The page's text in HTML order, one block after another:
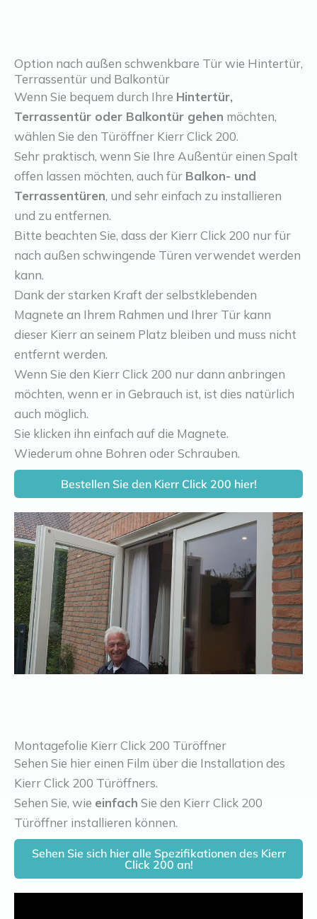
Option nach außen schwenkbare Tür wie Hintertür,
Terrassentür und Balkontür
Wenn Sie bequem durch Ihre Hintertür,
Terrassentür oder Balkontür gehen möchten,
wählen Sie den Türöffner Kierr Click 200.
Sehr praktisch, wenn Sie Ihre Außentür einen Spalt
offen lassen möchten, auch für Balkon- und
Terrassentüren, und sehr einfach zu installieren
und zu entfernen.
Bitte beachten Sie, dass der Kierr Click 200 nur für
nach außen schwingende Türen verwendet werden
kann.
Dank der starken Kraft der selbstklebenden
Magnete an Ihrem Rahmen und Ihrer Tür kann
dieser Kierr an seinem Platz bleiben und muss nicht
entfernt werden.
Wenn Sie den Kierr Click 200 nur dann anbringen
möchten, wenn er in Gebrauch ist, ist dies natürlich
auch möglich.
Sie klicken ihn einfach auf die Magnete.
Wiederum ohne Bohren oder Schrauben.
Bestellen Sie den Kierr Click 200 hier!
Montagefolie Kierr Click 200 Türöffner
Sehen Sie hier einen Film über die Installation des
Kierr Click 200 Türöffners.
Sehen Sie, wie einfach Sie den Kierr Click 200
Türöffner installieren können.
Sehen Sie sich hier alle Spezifikationen des Kierr
Click 200 an!